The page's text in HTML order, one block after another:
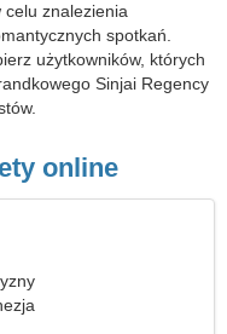
celu znalezienia
spotkań.
użytkowników, których
Sinjai Regency
online